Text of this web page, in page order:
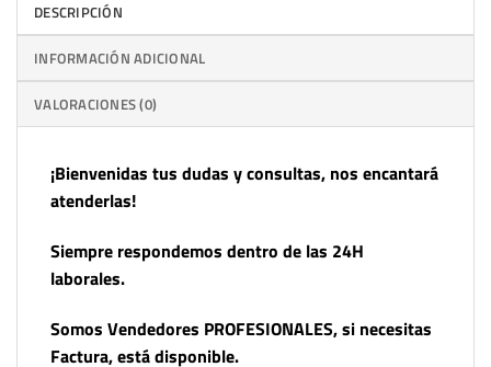
DESCRIPCIÓN
INFORMACIÓN ADICIONAL
VALORACIONES (0)
¡Bienvenidas tus dudas y consultas, nos encantará
atenderlas!
Siempre respondemos dentro de las 24H
laborales.
Somos Vendedores PROFESIONALES, si necesitas
Factura, está disponible.